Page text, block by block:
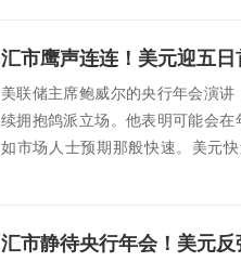
美联储主席鲍威尔的央行年会演
续拥抱鸽派立场。他表明可能会
如市场人士预期那般快速。美元快